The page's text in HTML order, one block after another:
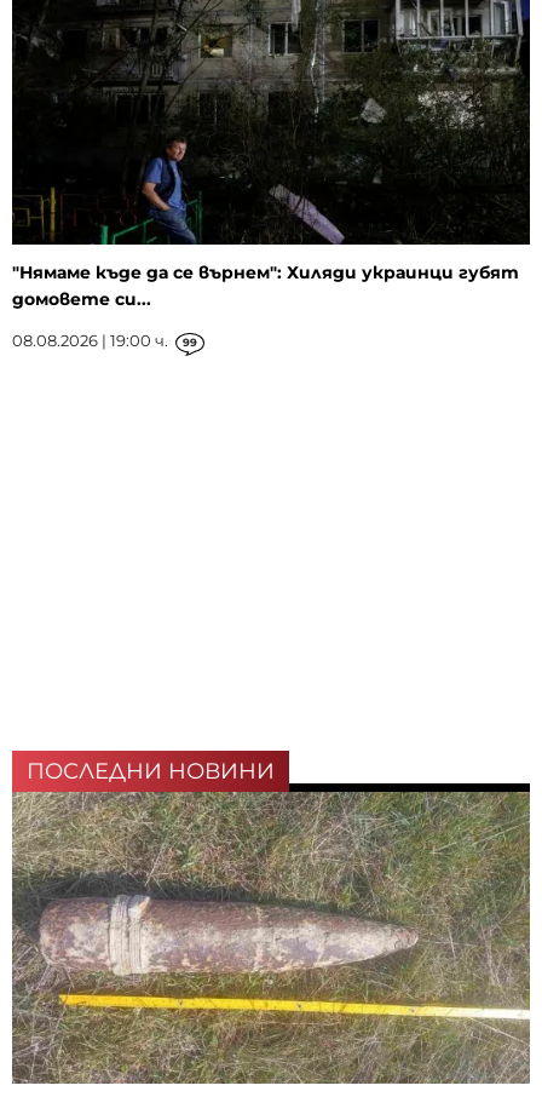
"Нямаме къде да се върнем": Хиляди украинци губят
домовете си...
08.08.2026 | 19:00 ч. 99
ПОСЛЕДНИ НОВИНИ